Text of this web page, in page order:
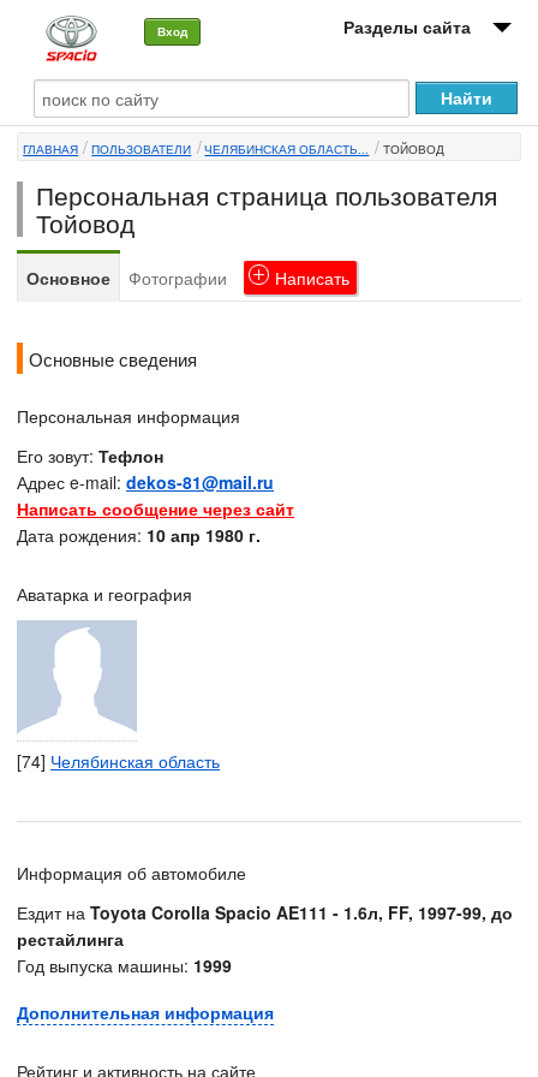
Вход Разделы сайта
О машине
Автоклуб
Форумы
Сервисы и услуги
ГЛАВНАЯ ПОЛЬЗОВАТЕЛИ ЧЕЛЯБИНСКАЯ ОБЛАСТЬ... ТОЙОВОД
Персональная страница пользователя
Тойовод
Основное Фотографии Написать
Основные сведения
Персональная информация
Его зовут: Тефлон
Адрес e-mail: dekos-81@mail.ru
Написать сообщение через сайт
Дата рождения: 10 апр 1980 г.
Аватарка и география
[74] Челябинская область
Информация об автомобиле
Ездит на Toyota Corolla Spacio AE111 - 1.6л, FF, 1997-99, до
рестайлинга
Год выпуска машины: 1999
Дополнительная информация
Рейтинг и активность на сайте